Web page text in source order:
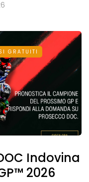
GRATUITI
Indovina
2026